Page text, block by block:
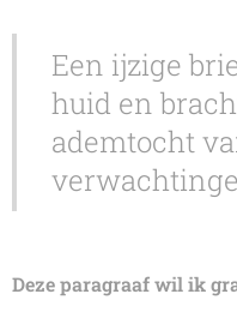
Een ijzige
huid en
ademtocht
Deze paragraaf wil ik